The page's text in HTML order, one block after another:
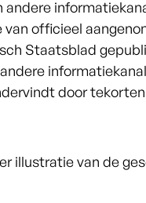
officieel
Staatsblad
door
illustratie van de